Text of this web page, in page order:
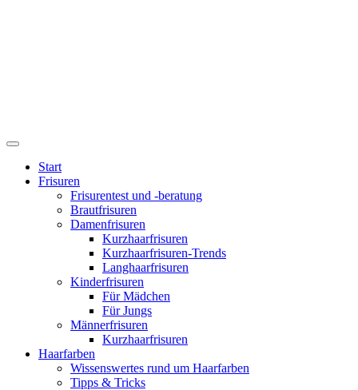
Start
Frisuren
Frisurentest und -beratung
Brautfrisuren
Damenfrisuren
Kurzhaarfrisuren
Kurzhaarfrisuren-Trends
Langhaarfrisuren
Kinderfrisuren
Für Mädchen
Für Jungs
Männerfrisuren
Kurzhaarfrisuren
Haarfarben
Wissenswertes rund um Haarfarben
Tipps & Tricks